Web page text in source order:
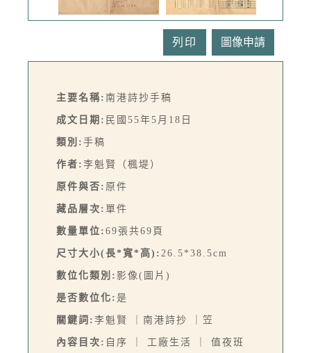
列印
主要名稱: 南港詩抄手稿
成文日期: 民國55年5月18日
類別: 手稿
作者: 李魁賢（楓堤）
原件與否: 原件
藏品層次: 單件
數量單位: 69張共69頁
尺寸大小(長*寬*高): 26.5*38.5cm
數位化類別: 影像(圖片)
是否數位化: 是
關鍵詞: 李魁賢 ｜南港詩抄 ｜笠
內容目次: 自序 ｜ 工廠生活 ｜ 值夜班